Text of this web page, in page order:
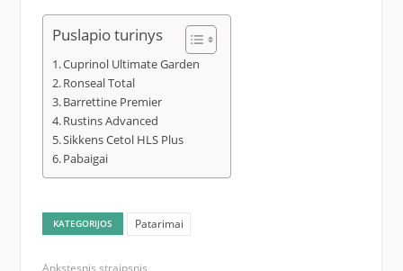
Puslapio turinys
Cuprinol Ultimate Garden
Ronseal Total
Barrettine Premier
Rustins Advanced
Sikkens Cetol HLS Plus
Pabaigai
KATEGORIJOS Patarimai
Ankstesnis straipsnis